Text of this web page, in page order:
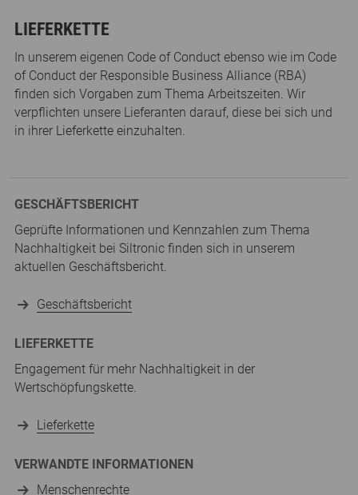
LIEFERKETTE
In unserem eigenen Code of Conduct ebenso wie im Code
of Conduct der Responsible Business Alliance (RBA)
finden sich Vorgaben zum Thema Arbeitszeiten. Wir
verpflichten unsere Lieferanten darauf, diese bei sich und
in ihrer Lieferkette einzuhalten.
GESCHÄFTSBERICHT
Geprüfte Informationen und Kennzahlen zum Thema
Nachhaltigkeit bei Siltronic finden sich in unserem
aktuellen Geschäftsbericht.
Geschäftsbericht
LIEFERKETTE
Engagement für mehr Nachhaltigkeit in der
Wertschöpfungskette.
Lieferkette
VERWANDTE INFORMATIONEN
Menschenrechte